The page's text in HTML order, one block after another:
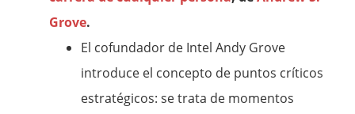
Grove.
El cofundador de Intel Andy Grove
introduce el concepto de puntos críticos
estratégicos: se trata de momentos